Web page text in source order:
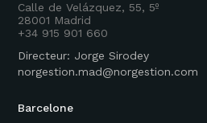
Calle de Velázquez, 55, 5º
28001 Madrid
+34 915 901 660
Directeur: Jorge Sirodey
norgestion.mad@norgestion.com
Barcelone